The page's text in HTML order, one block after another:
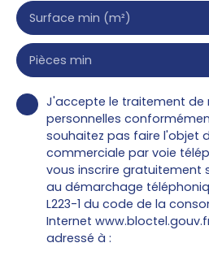
Surface min (m²)
Pièces min
J'accepte le traitement de
personnelles
souhaitez pas faire l'objet
commerciale par voie
vous inscrire gratuitement
au démarchage
L223-1 du code de la
Internet
adressé à :